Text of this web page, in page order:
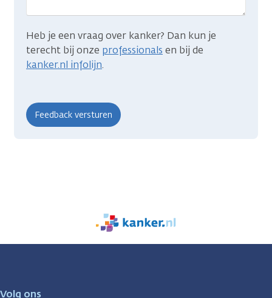
Heb je een vraag over kanker? Dan kun je
terecht bij onze professionals en bij de
kanker.nl infolijn.
We
zijn
Volg ons